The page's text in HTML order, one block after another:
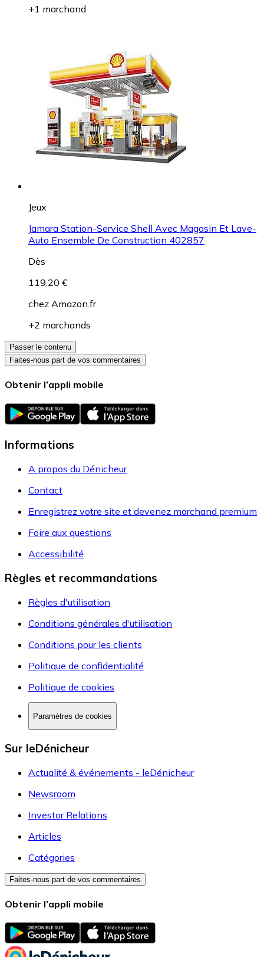
+1 marchand
Jeux
Jamara Station-Service Shell Avec Magasin Et Lave-
Auto Ensemble De Construction 402857
Dès
119,20 €
chez Amazon.fr
+2 marchands
Passer le contenu
Faites-nous part de vos commentaires
Obtenir l’appli mobile
Informations
A propos du Dénicheur
Contact
Enregistrez votre site et devenez marchand premium
Foire aux questions
Accessibilité
Règles et recommandations
Règles d'utilisation
Conditions générales d'utilisation
Conditions pour les clients
Politique de confidentialité
Politique de cookies
Paramètres de cookies
Sur leDénicheur
Actualité & événements - leDénicheur
Newsroom
Investor Relations
Articles
Catégories
Faites-nous part de vos commentaires
Obtenir l’appli mobile